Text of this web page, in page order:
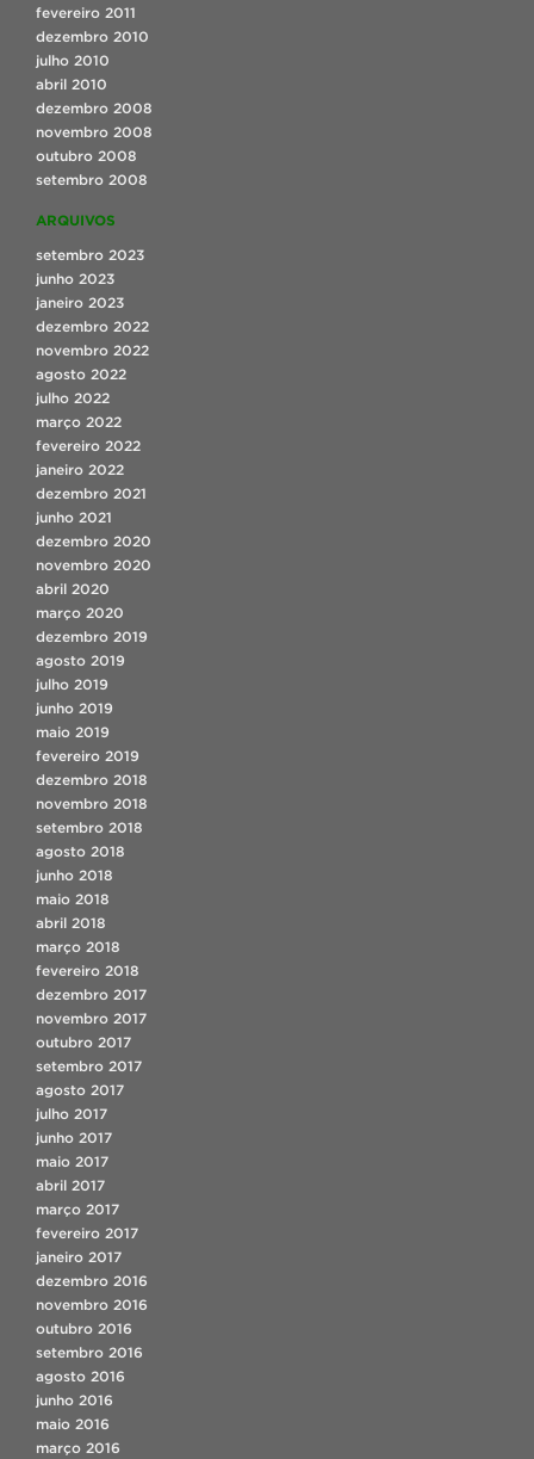
fevereiro 2011
dezembro 2010
julho 2010
abril 2010
dezembro 2008
novembro 2008
outubro 2008
setembro 2008
ARQUIVOS
setembro 2023
junho 2023
janeiro 2023
dezembro 2022
novembro 2022
agosto 2022
julho 2022
março 2022
fevereiro 2022
janeiro 2022
dezembro 2021
junho 2021
dezembro 2020
novembro 2020
abril 2020
março 2020
dezembro 2019
agosto 2019
julho 2019
junho 2019
maio 2019
fevereiro 2019
dezembro 2018
novembro 2018
setembro 2018
agosto 2018
junho 2018
maio 2018
abril 2018
março 2018
fevereiro 2018
dezembro 2017
novembro 2017
outubro 2017
setembro 2017
agosto 2017
julho 2017
junho 2017
maio 2017
abril 2017
março 2017
fevereiro 2017
janeiro 2017
dezembro 2016
novembro 2016
outubro 2016
setembro 2016
agosto 2016
junho 2016
maio 2016
março 2016